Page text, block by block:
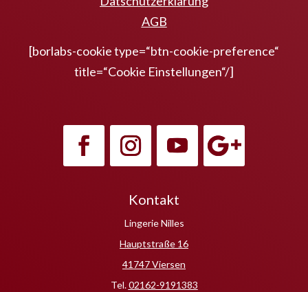
AGB
[borlabs-cookie type=“btn-cookie-preference“
title=“Cookie Einstellungen“/]
Kontakt
Lingerie Nilles
Hauptstraße 16
41747 Viersen
Tel.02162-9191383